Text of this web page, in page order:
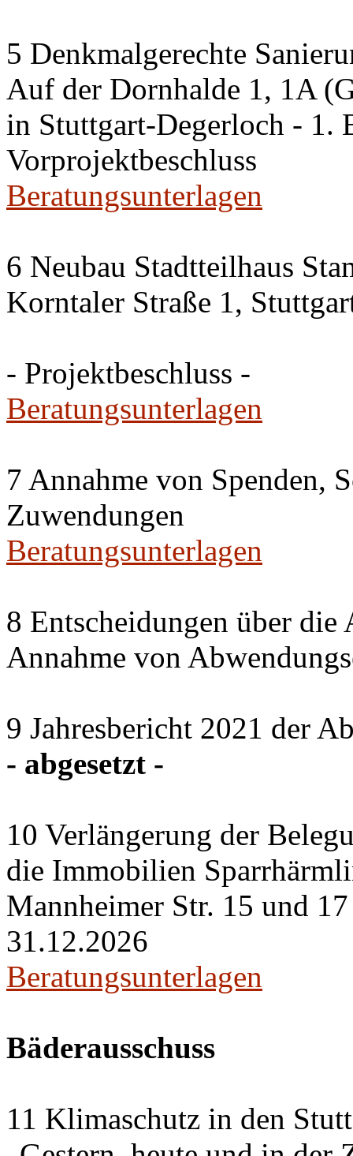
5 Denkmalgerechte
Auf der Dornhalde 1, 1A
in Stuttgart-Degerloch - 1.
Vorprojektbeschluss
Beratungsunterlagen
6 Neubau Stadtteilhaus
Korntaler Straße 1,
- Projektbeschluss -
Beratungsunterlagen
7 Annahme von Spenden,
Zuwendungen
Beratungsunterlagen
8 Entscheidungen über
Annahme von
9 Jahresbericht 2021 der
- abgesetzt -
10 Verlängerung der
die Immobilien
Mannheimer Str. 15 und
31.12.2026
Beratungsunterlagen
Bäderausschuss
11 Klimaschutz in den